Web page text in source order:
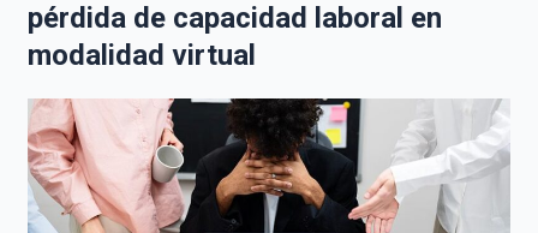
pérdida de capacidad laboral en
modalidad virtual